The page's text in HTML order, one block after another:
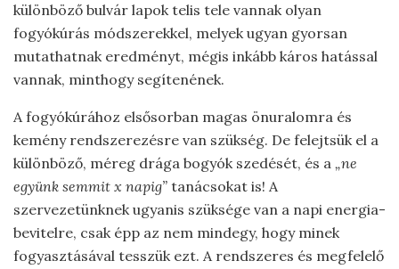
különböző bulvár lapok telis tele vannak olyan
fogyókúrás módszerekkel, melyek ugyan gyorsan
mutathatnak eredményt, mégis inkább káros hatással
vannak, minthogy segítenének.
A fogyókúrához elsősorban magas önuralomra és
kemény rendszerezésre van szükség. De felejtsük el a
különböző, méreg drága bogyók szedését, és a „ne
együnk semmit x napig” tanácsokat is! A
szervezetünknek ugyanis szüksége van a napi energia-
bevitelre, csak épp az nem mindegy, hogy minek
fogyasztásával tesszük ezt. A rendszeres és megfelelő